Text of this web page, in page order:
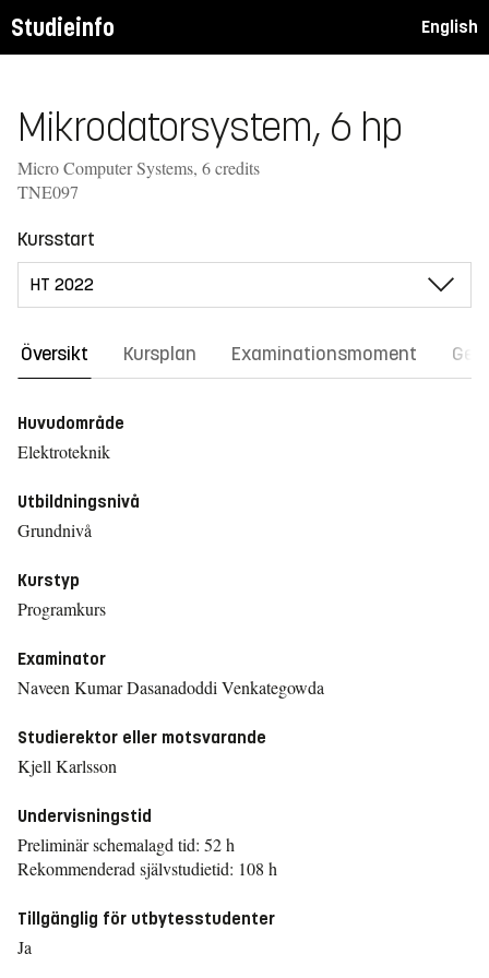
Studieinfo English
Mikrodatorsystem, 6 hp
Micro Computer Systems, 6 credits
TNE097
Kursstart
Översikt Kursplan Examinationsmoment
Huvudområde
Elektroteknik
Utbildningsnivå
Grundnivå
Kurstyp
Programkurs
Examinator
Naveen Kumar Dasanadoddi Venkategowda
Studierektor eller motsvarande
Kjell Karlsson
Undervisningstid
Preliminär schemalagd tid: 52 h
Rekommenderad självstudietid: 108 h
Tillgänglig för utbytesstudenter
Ja